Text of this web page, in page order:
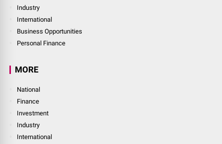
Industry
International
Business Opportunities
Personal Finance
MORE
National
Finance
Investment
Industry
International